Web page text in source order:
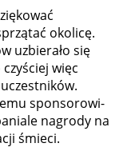
okolicę.
uzbierało się
więc
sponsorowi-
nagrody na
śmieci.